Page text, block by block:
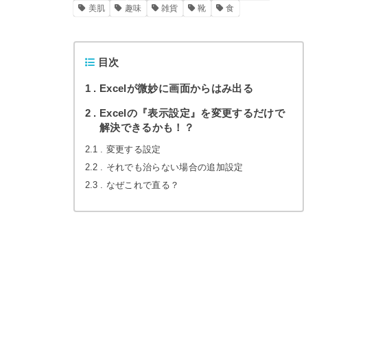
美肌
趣味 雑貨 靴 食
目次
1 Excelが微妙に画面からはみ出る
2
Excelの『表示設定』を変更するだけで
解決できるかも！？
2.1
変更する設定
2.2
それでも治らない場合の追加設定
2.3
なぜこれで直る？